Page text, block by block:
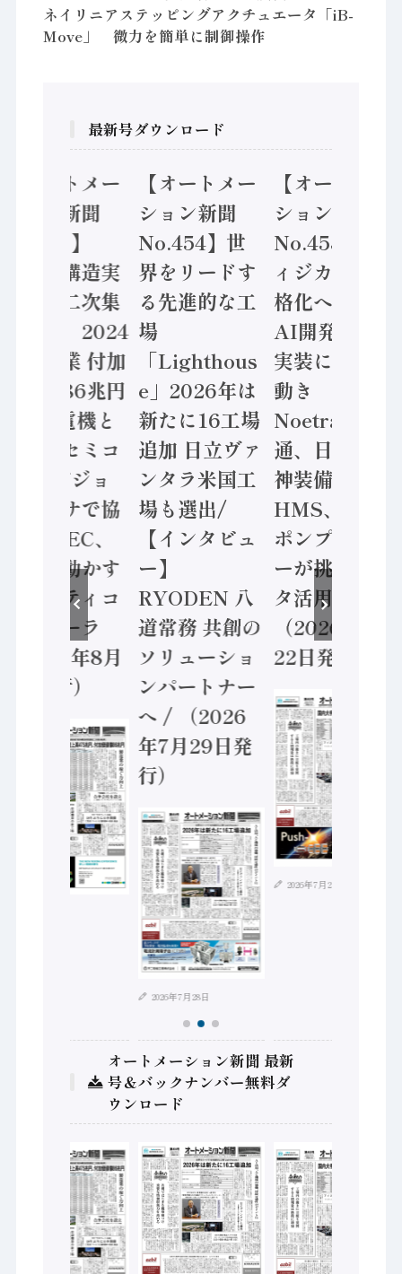
ネイリニアステッピングアクチュエータ「iB-
Move」 微力を簡単に制御操作
最新号ダウンロード
【オートメー
ション新聞
No.455】
「経済構造実
態調査二次集
計結果」2024
年製造業 付加
価値額86兆円
/ 三菱電機と
ソニーセミコ
ン AIビジョ
ンセンサで協
業 / IDEC、
安全に動かす
セーフティコ
ントローラ
（2026年8月
5日発行）
【オートメー
ション新聞
No.454】世
界をリードす
る先進的な工
場
「Lighthous
e」2026年は
新たに16工場
追加 日立ヴァ
ンタラ米国工
場も選出/
【インタビュ
ー】
RYODEN 八
道常務 共創の
ソリューショ
ンパートナー
へ / （2026
年7月29日発
行）
2026年7月28日
【オートメー
ション新聞
No.453】フ
ィジカルAI本
格化へ 国産
AI開発や社会
実装に活発な
動き
Noetra、富士
通、日立 / 兵
神装備 ×
HMS、老舗
ポンプメーカ
ーが挑むデー
タ活用 など
（2026年7月
22日発行）
2026年7月21日
オートメーション新聞 最新
号＆バックナンバー無料ダ
ウンロード